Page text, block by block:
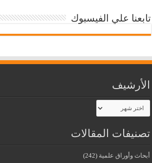
تابعنا علي الفيسبوك
الأرشيف
الأرشيف
تصنيفات المقالات
أبحاث وأوراق علمية (242)